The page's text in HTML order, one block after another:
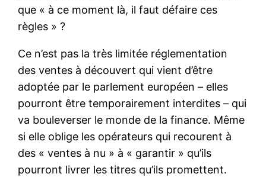
que « à ce moment là, il faut défaire ces
règles » ?
Ce n’est pas la très limitée réglementation
des ventes à découvert qui vient d’être
adoptée par le parlement européen – elles
pourront être temporairement interdites – qui
va bouleverser le monde de la finance. Même
si elle oblige les opérateurs qui recourent à
des « ventes à nu » à « garantir » qu’ils
pourront livrer les titres qu’ils promettent.